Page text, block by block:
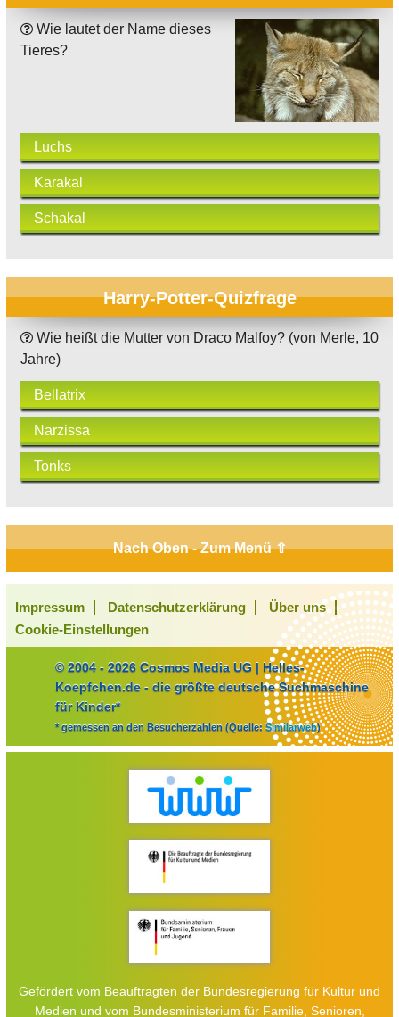
Wie lautet der Name dieses
Tieres?
Luchs
Karakal
Schakal
Harry-Potter-Quizfrage
Wie heißt die Mutter von Draco Malfoy? (von Merle, 10
Jahre)
Bellatrix
Narzissa
Tonks
Nach Oben - Zum Menü ⇧
Impressum Datenschutzerklärung
Über uns
Cookie-Einstellungen
© 2004 - 2026 Cosmos Media UG | Helles-
Koepfchen.de - die größte deutsche Suchmaschine
für Kinder*
* gemessen an den Besucherzahlen (Quelle: Similarweb)
Gefördert vom Beauftragten der Bundesregierung für Kultur und
Medien und vom Bundesministerium für Familie, Senioren,